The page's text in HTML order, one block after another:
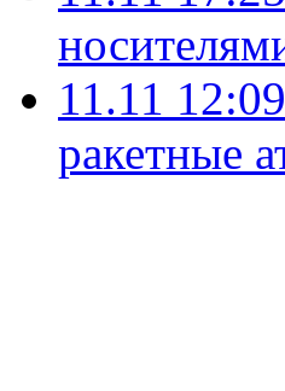
11.11 12:09
ракетные